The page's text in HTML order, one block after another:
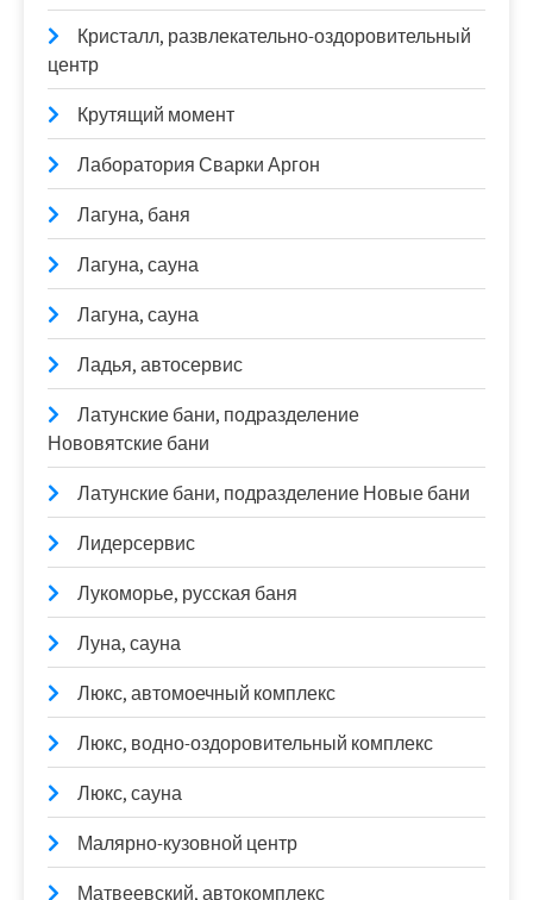
Кристалл, развлекательно-оздоровительный
центр
Крутящий момент
Лаборатория Сварки Аргон
Лагуна, баня
Лагуна, сауна
Лагуна, сауна
Ладья, автосервис
Латунские бани, подразделение
Нововятские бани
Латунские бани, подразделение Новые бани
Лидерсервис
Лукоморье, русская баня
Луна, сауна
Люкс, автомоечный комплекс
Люкс, водно-оздоровительный комплекс
Люкс, сауна
Малярно-кузовной центр
Матвеевский, автокомплекс